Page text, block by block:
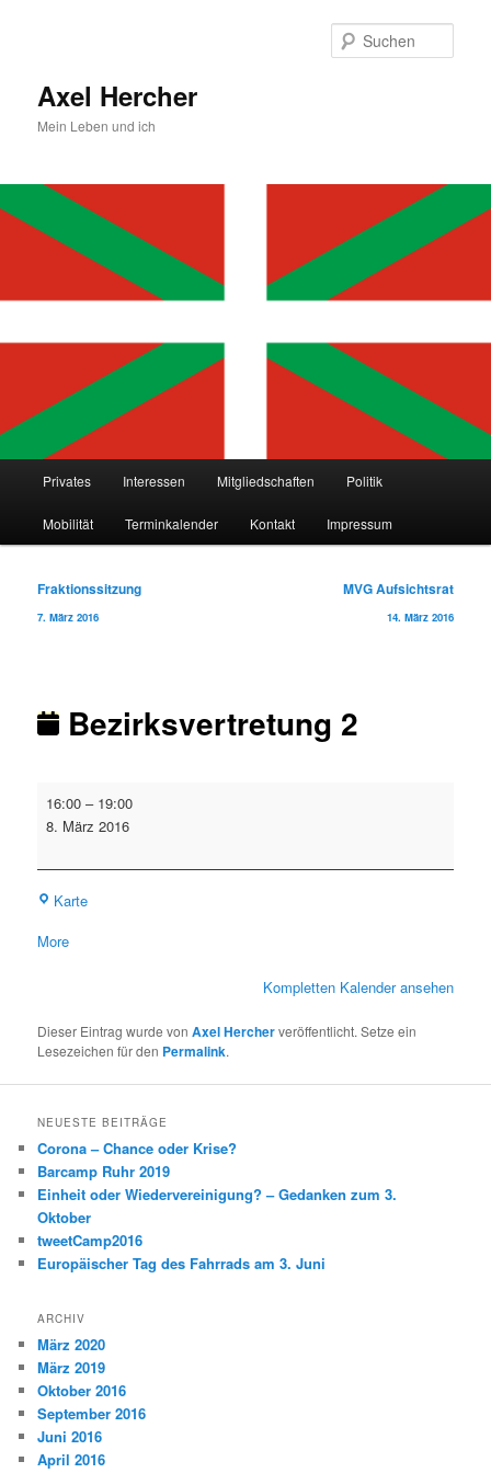
Axel Hercher
Mein Leben und ich
Privates Interessen Mitgliedschaften Politik
Mobilität Terminkalender Kontakt Impressum
Beitragsnavigation
Fraktionssitzung
7. März 2016
MVG Aufsichtsrat
14. März 2016
Bezirksvertretung 2
16:00 – 19:00
8. März 2016
KarteRathaus
Moreabout
Kompletten Kalender ansehen
Dieser Eintrag wurde vonAxel Hercherveröffentlicht. Setze ein
Lesezeichen für den Permalink.
NEUESTE BEITRÄGE
Corona – Chance oder Krise?
Barcamp Ruhr 2019
Einheit oder Wiedervereinigung? – Gedanken zum 3.
Oktober
tweetCamp2016
Europäischer Tag des Fahrrads am 3. Juni
ARCHIV
März 2020
März 2019
Oktober 2016
September 2016
Juni 2016
April 2016